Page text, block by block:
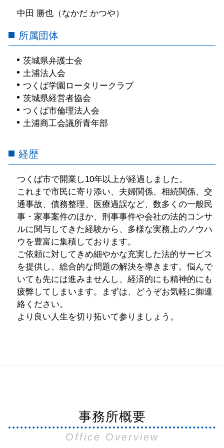
中田 勝也（なかだ かつや）
所属団体
茨城県弁護士会
土浦法人会
つくば学園ロータリークラブ
茨城県経営者協会
つくば市倫理法人会
土浦商工会議所青年部
経歴
つくば市で開業し10年以上が経過しました。
これまで市民に寄り添い、夫婦関係、相続関係、交
通事故、債務整理、医療過誤など、数多くの一般民
事・家事案件のほか、刑事事件や会社の法的コンサ
ルに関与してきた経験から、多様な実務上のノウハ
ウを豊富に集積しております。
ご依頼に対してきめ細やかな充実した法的サービス
を提供し、総合的な問題の解決を導きます。悩んで
いても先には進みませんし、経済的にも精神的にも
疲弊してしまいます。まずは、どうぞお気軽に御連
絡ください。
より良い人生を切り拓いて参りましょう。
事務所概要
Office Overview